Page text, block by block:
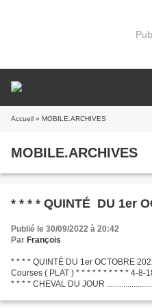
Accueil » MOBILE.ARCHIVES
MOBILE.ARCHIVES
* *
Publié le 30/09/2022 à 20:42
Par François
* * * * QUINTÉ DU 1er OCTOBRE
Courses ( PLAT ) * * * * * * * * * * 4-8-
* * * * CHEVAL DU JOUR